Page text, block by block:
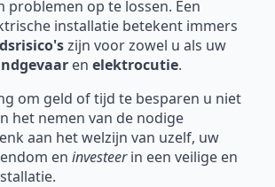
problemen op te lossen. Een
installatie betekent immers
zijn voor zowel u als uw
en elektrocutie.
om geld of tijd te besparen u niet
het nemen van de nodige
aan het welzijn van uzelf, uw
en investeerin een veilige en